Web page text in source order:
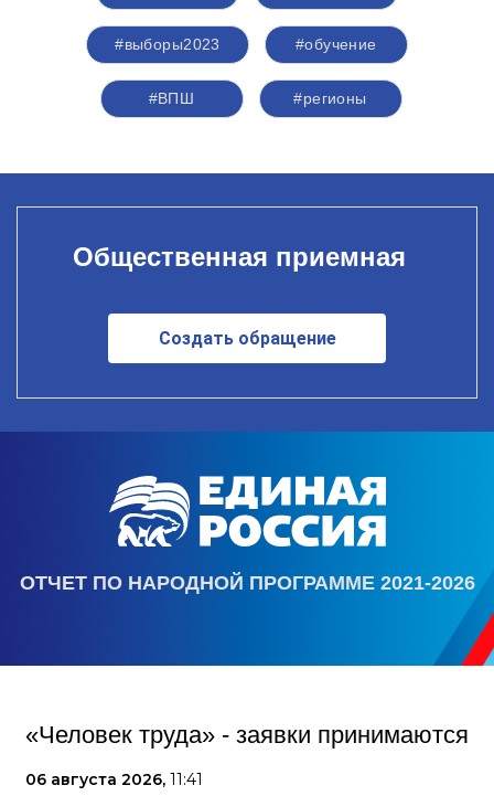
#выборы2023 #обучение
#ВПШ #регионы
Общественная приемная
Создать обращение
ОТЧЕТ ПО НАРОДНОЙ ПРОГРАММЕ 2021-2026
«Человек труда» - заявки принимаются
06 августа 2026, 11:41